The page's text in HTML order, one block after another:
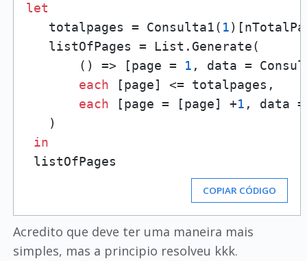
let
   totalpages = Consulta1(
1
   listOfPages = List.Generate(
       () => [page =
1 , data =
each [page] <= totalpages,
each [page = [page] +1 , data =
   )
in
COPIAR CÓDIGO
Acredito que deve ter uma maneira mais
simples, mas a principio resolveu kkk.